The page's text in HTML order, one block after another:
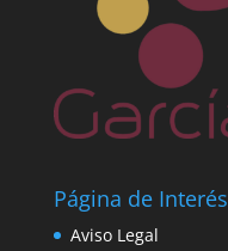
Página de Interés
Aviso Legal